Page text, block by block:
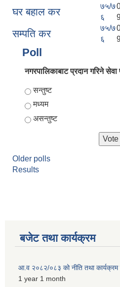
घर बहाल कर
७५/७
६
सम्पति कर
७५/७
६
Poll
नगरपालिकाबाट प्रदान गरिने
Choices
सन्तुष्ट
मध्यम
असन्तुष्ट
Older polls
Results
बजेट तथा कार्यक्रम
आ.व २०८२/०८३ को नीति तथा कार्यक्रम
1 year 1 month